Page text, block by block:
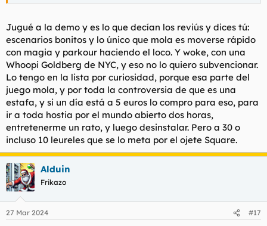
Jugué a la demo y es lo que decían los reviús y dices tú:
escenarios bonitos y lo único que mola es moverse rápido
con magia y parkour haciendo el loco. Y woke, con una
Whoopi Goldberg de NYC, y eso no lo quiero subvencionar.
Lo tengo en la lista por curiosidad, porque esa parte del
juego mola, y por toda la controversia de que es una
estafa, y si un día está a 5 euros lo compro para eso, para
ir a toda hostia por el mundo abierto dos horas,
entretenerme un rato, y luego desinstalar. Pero a 30 o
incluso 10 leureles que se lo meta por el ojete Square.
Alduin
Frikazo
27 Mar 2024 #17